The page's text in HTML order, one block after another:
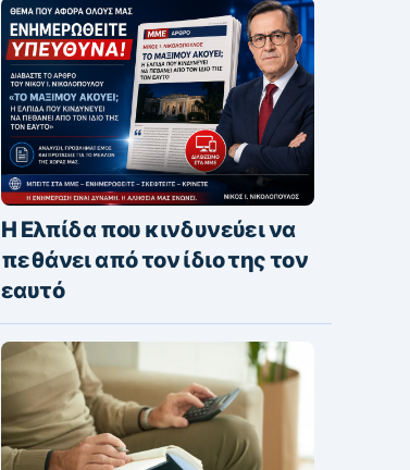
Η Ελπίδα που κινδυνεύει να
πεθάνει από τον ίδιο της τον
εαυτό